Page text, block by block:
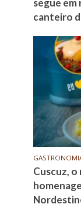
segue
canteiro
Cuscuz, o